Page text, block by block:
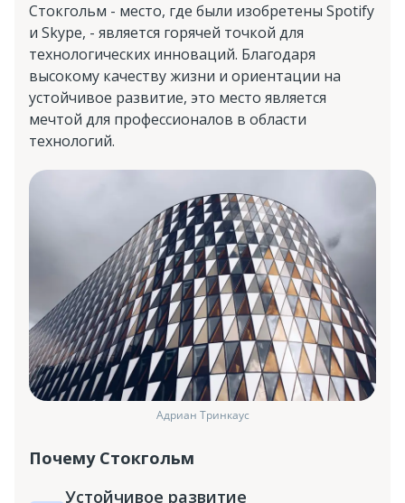
Стокгольм - место, где были изобретены Spotify
и Skype, - является горячей точкой для
технологических инноваций. Благодаря
высокому качеству жизни и ориентации на
устойчивое развитие, это место является
мечтой для профессионалов в области
технологий.
Адриан Тринкаус
Почему Стокгольм
Устойчивое развитие